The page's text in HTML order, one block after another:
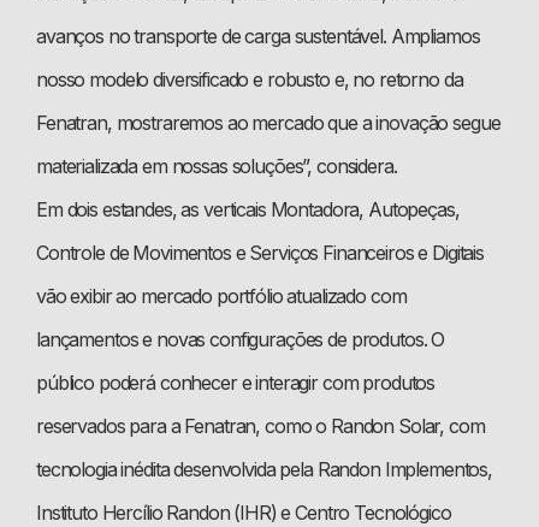
avanços no transporte de carga sustentável. Ampliamos
nosso modelo diversificado e robusto e, no retorno da
Fenatran, mostraremos ao mercado que a inovação segue
materializada em nossas soluções”, considera.
Em dois estandes, as verticais Montadora, Autopeças,
Controle de Movimentos e Serviços Financeiros e Digitais
vão exibir ao mercado portfólio atualizado com
lançamentos e novas configurações de produtos. O
público poderá conhecer e interagir com produtos
reservados para a Fenatran, como o Randon Solar, com
tecnologia inédita desenvolvida pela Randon Implementos,
Instituto Hercílio Randon (IHR) e Centro Tecnológico